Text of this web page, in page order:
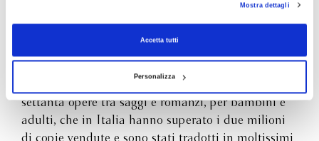
RevocaMostra dettagli
Accetta tutti
Personalizza
Bianca Pitzorno
settanta opere tra saggi e romanzi, per bambini e
adulti, che in Italia hanno superato i due milioni